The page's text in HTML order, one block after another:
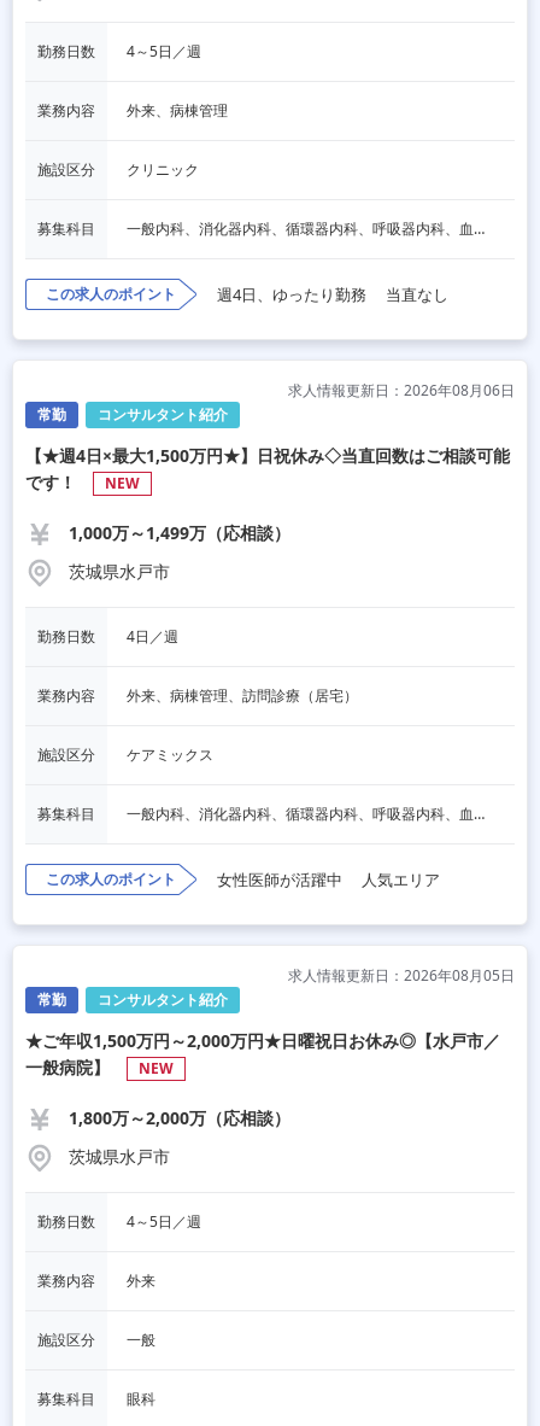
勤務日数 4～5日／週
業務内容 外来、病棟管理
施設区分 クリニック
募集科目 一般内科、消化器内科、循環器内科、呼吸器内科、血液内科、脳神経内科、内分泌内科、老人内科、一般外科、消化器外科、その他
この求人のポイント 週4日、ゆったり勤務 当直なし
常勤 コンサルタント紹介
求人情報更新日：2026年08月06日
【★週4日×最大1,500万円★】日祝休み◇当直回数はご相談可能
です！
NEW
1,000万～1,499万（応相談）
茨城県水戸市
勤務日数 4日／週
業務内容 外来、病棟管理、訪問診療（居宅）
施設区分 ケアミックス
募集科目 一般内科、消化器内科、循環器内科、呼吸器内科、血液内科、脳神経内科、内分泌内科、老人内科、その他
この求人のポイント 女性医師が活躍中 人気エリア
常勤 コンサルタント紹介
求人情報更新日：2026年08月05日
★ご年収1,500万円～2,000万円★日曜祝日お休み◎【水戸市／
一般病院】
NEW
1,800万～2,000万（応相談）
茨城県水戸市
勤務日数 4～5日／週
業務内容 外来
施設区分 一般
募集科目 眼科